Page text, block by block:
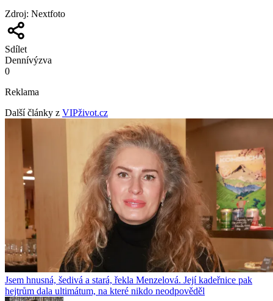
Zdroj: Nextfoto
Sdílet
Dennívýzva
0
Reklama
Další články z VIPživot.cz
Jsem hnusná, šedivá a stará, řekla Menzelová. Její kadeřnice pak
hejtrům dala ultimátum, na které nikdo neodpověděl